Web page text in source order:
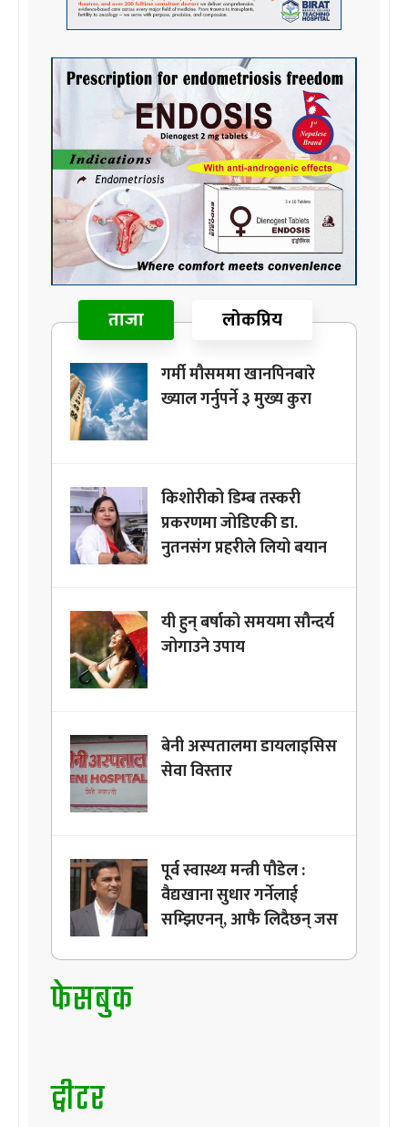
ताजा लोकप्रिय
गर्मी मौसममा खानपिनबारे
ख्याल गर्नुपर्ने ३ मुख्य कुरा
किशोरीको डिम्ब तस्करी
प्रकरणमा जोडिएकी डा.
नुतनसंग प्रहरीले लियो बयान
यी हुन् बर्षाको समयमा सौन्दर्य
जोगाउने उपाय
बेनी अस्पतालमा डायलाइसिस
सेवा विस्तार
पूर्व स्वास्थ्य मन्त्री पौडेल :
वैद्यखाना सुधार गर्नेलाई
सम्झिएनन्, आफै लिदैछन् जस
फेसबुक
ट्वीटर